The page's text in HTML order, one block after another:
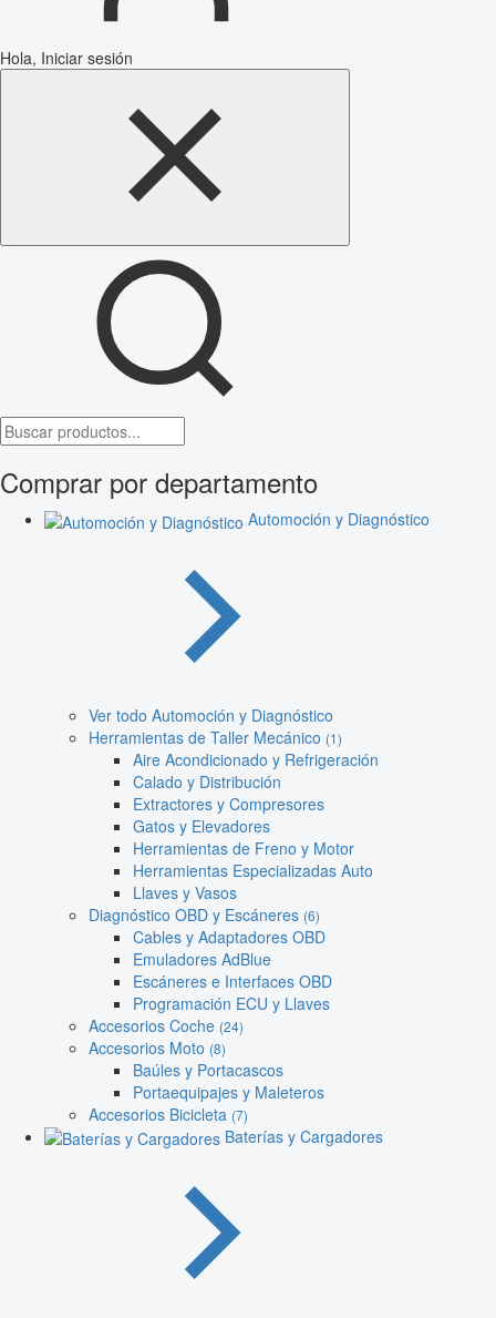
Hola, Iniciar sesión
Comprar por departamento
Automoción y Diagnóstico
Ver todo Automoción y Diagnóstico
Herramientas de Taller Mecánico (1)
Aire Acondicionado y Refrigeración
Calado y Distribución
Extractores y Compresores
Gatos y Elevadores
Herramientas de Freno y Motor
Herramientas Especializadas Auto
Llaves y Vasos
Diagnóstico OBD y Escáneres (6)
Cables y Adaptadores OBD
Emuladores AdBlue
Escáneres e Interfaces OBD
Programación ECU y Llaves
Accesorios Coche (24)
Accesorios Moto (8)
Baúles y Portacascos
Portaequipajes y Maleteros
Accesorios Bicicleta (7)
Baterías y Cargadores